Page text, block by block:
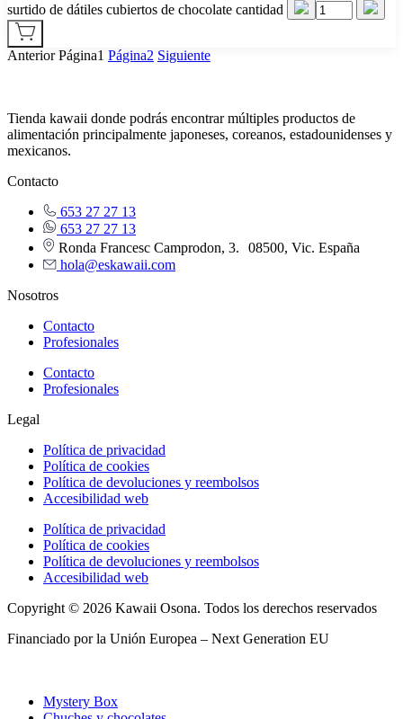
surtido de dátiles cubiertos de chocolate cantidad
Anterior Página1 Página2 Siguiente
Tienda kawaii donde podrás encontrar múltiples productos de
alimentación principalmente japoneses, coreanos, estadounidenses y
mexicanos.
Contacto
653 27 27 13
653 27 27 13
Ronda Francesc Camprodon, 3. 08500, Vic. España
hola@eskawaii.com
Nosotros
Contacto
Profesionales
Contacto
Profesionales
Legal
Política de privacidad
Política de cookies
Política de devoluciones y reembolsos
Accesibilidad web
Política de privacidad
Política de cookies
Política de devoluciones y reembolsos
Accesibilidad web
Copyright © 2026 Kawaii Osona. Todos los derechos reservados
Financiado por la Unión Europea – Next Generation EU
Mystery Box